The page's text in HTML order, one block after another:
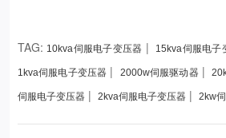
TAG: 10kva伺服电子变压器 | 15kva伺服电子
1kva伺服电子变压器 | 2000w伺服驱动器|
伺服电子变压器 | 2kva伺服电子变压器 | 2kw